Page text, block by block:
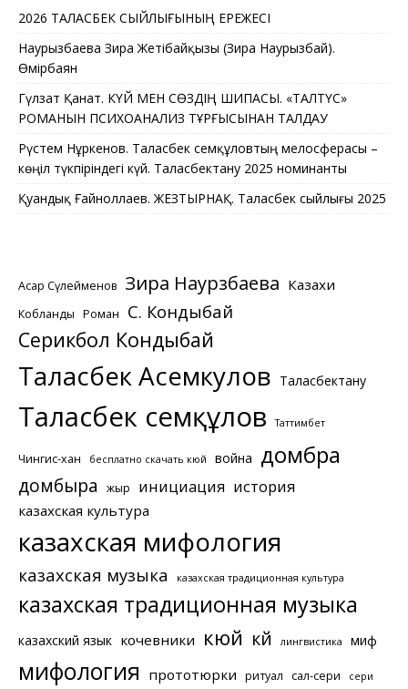
2026 ТАЛАСБЕК СЫЙЛЫҒЫНЫҢ ЕРЕЖЕСІ
Наурызбаева Зира Жетібайқызы (Зира Наурызбай).
Өмірбаян
Гүлзат Қанат. КҮЙ МЕН СӨЗДІҢ ШИПАСЫ. «ТАЛТҮС»
РОМАНЫН ПСИХОАНАЛИЗ ТҰРҒЫСЫНАН ТАЛДАУ
Рүстем Нұркенов. Таласбек Әсемқұловтың мелосферасы –
көңіл түкпіріндегі күй. Таласбектану 2025 номинанты
Қуандық Ғайноллаев. ЖЕЗТЫРНАҚ. Таласбек сыйлығы 2025
Асқар Сүлейменов Зира Наурзбаева Казахи
Кобланды Роман С. Кондыбай
Серикбол Кондыбай
Таласбек Асемкулов Таласбектану
Таласбек Әсемқұлов Таттимбет
Чингис-хан бесплатно скачать кюй война домбра
домбыра жыр инициация история
казахская культура
казахская мифология
казахская музыка казахская традиционная культура
казахская традиционная музыка
казахский язык кочевники кюй күй лингвистика миф
мифология прототюрки ритуал сал-сери сери